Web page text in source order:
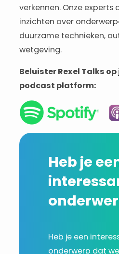
verkennen. Onze experts
inzichten over
duurzame technieken,
wetgeving.
Beluister Rexel Talks
podcast platform:
Heb je
Heb je een
onderwerp dat